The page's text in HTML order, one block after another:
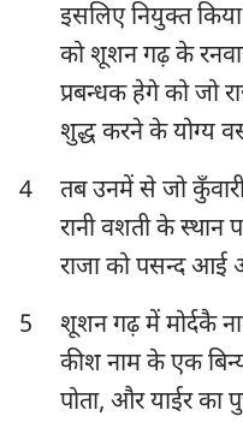
योएल
ओबद्याह
मीका
हबक्कूक
हाग्गै
इसलिए नियुक्त
को शूशन गढ़ के
प्रबन्धक हेगे को जो
शुद्ध करने के योग्य
4
तब उनमें से जो
रानी वशती के स्थान
राजा को पसन्द आई
5
शूशन गढ़ में मोर्दकै
कीश नाम के एक
पोता, और याईर का